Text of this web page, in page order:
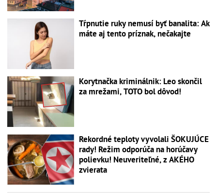
Tŕpnutie ruky nemusí byť banalita: Ak
máte aj tento príznak, nečakajte
Korytnačka kriminálnik: Leo skončil
za mrežami, TOTO bol dôvod!
Rekordné teploty vyvolali ŠOKUJÚCE
rady! Režim odporúča na horúčavy
polievku! Neuveriteľné, z AKÉHO
zvierata